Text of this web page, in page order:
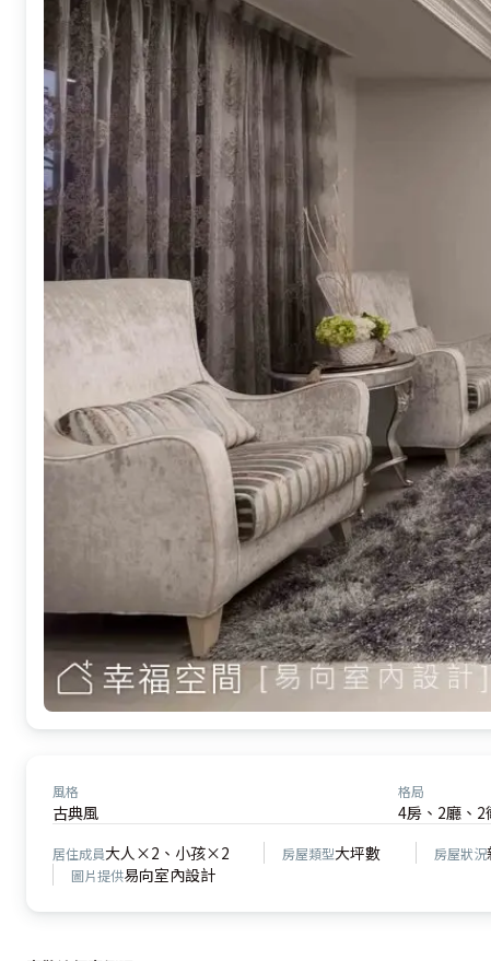
風格
古典風
格局
4房、2廳、2
居住成員大人×2、小孩×2 房屋類型大坪數 房屋狀況
圖片提供易向室內設計